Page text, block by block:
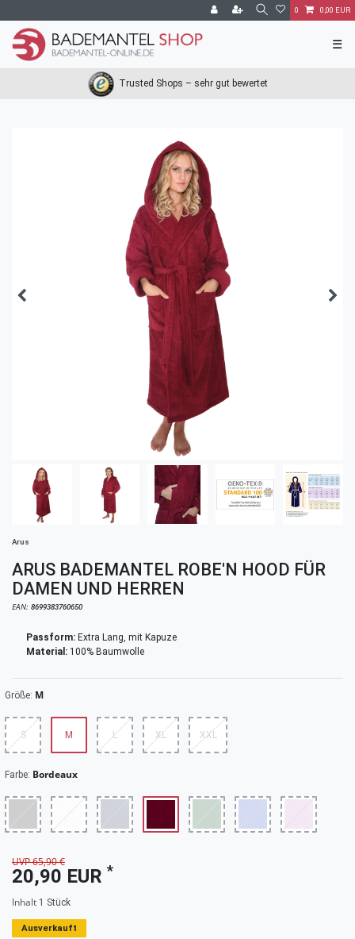
0 0,00 EUR
☰
Trusted Shops – sehr gut bewertet
Arus
ARUS BADEMANTEL ROBE'N HOOD FÜR
DAMEN UND HERREN
EAN: 8699383760650
Passform: Extra Lang, mit Kapuze
Material: 100% Baumwolle
Größe: M
S M L XL XXL
Farbe: Bordeaux
UVP 65,90 €
20,90 EUR *
Inhalt 1 Stück
Ausverkauft